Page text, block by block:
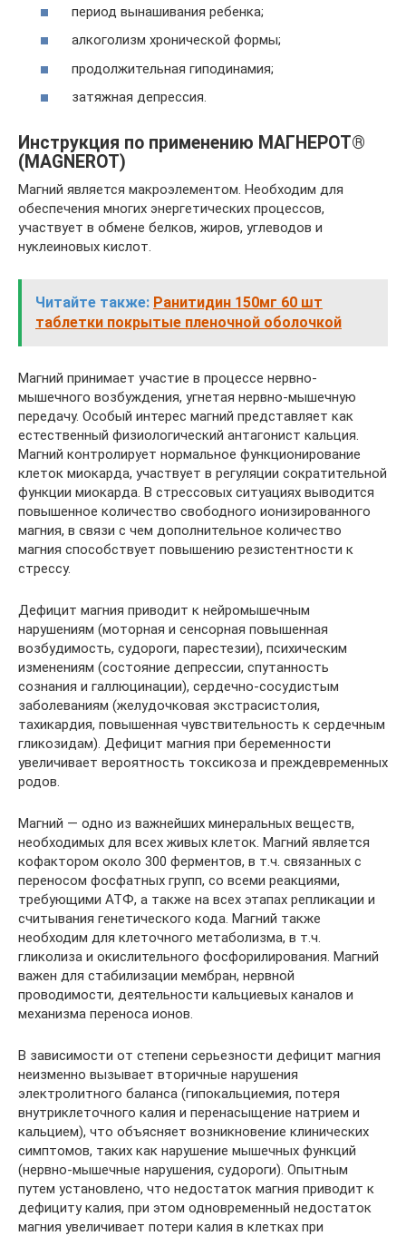
период вынашивания ребенка;
алкоголизм хронической формы;
продолжительная гиподинамия;
затяжная депрессия.
Инструкция по применению МАГНЕРОТ®
(MAGNEROT)
Магний является макроэлементом. Необходим для
обеспечения многих энергетических процессов,
участвует в обмене белков, жиров, углеводов и
нуклеиновых кислот.
Читайте также: Ранитидин 150мг 60 шт
таблетки покрытые пленочной оболочкой
Магний принимает участие в процессе нервно-
мышечного возбуждения, угнетая нервно-мышечную
передачу. Особый интерес магний представляет как
естественный физиологический антагонист кальция.
Магний контролирует нормальное функционирование
клеток миокарда, участвует в регуляции сократительной
функции миокарда. В стрессовых ситуациях выводится
повышенное количество свободного ионизированного
магния, в связи с чем дополнительное количество
магния способствует повышению резистентности к
стрессу.
Дефицит магния приводит к нейромышечным
нарушениям (моторная и сенсорная повышенная
возбудимость, судороги, парестезии), психическим
изменениям (состояние депрессии, спутанность
сознания и галлюцинации), сердечно-сосудистым
заболеваниям (желудочковая экстрасистолия,
тахикардия, повышенная чувствительность к сердечным
гликозидам). Дефицит магния при беременности
увеличивает вероятность токсикоза и преждевременных
родов.
Магний — одно из важнейших минеральных веществ,
необходимых для всех живых клеток. Магний является
кофактором около 300 ферментов, в т.ч. связанных с
переносом фосфатных групп, со всеми реакциями,
требующими АТФ, а также на всех этапах репликации и
считывания генетического кода. Магний также
необходим для клеточного метаболизма, в т.ч.
гликолиза и окислительного фосфорилирования. Магний
важен для стабилизации мембран, нервной
проводимости, деятельности кальциевых каналов и
механизма переноса ионов.
В зависимости от степени серьезности дефицит магния
неизменно вызывает вторичные нарушения
электролитного баланса (гипокальциемия, потеря
внутриклеточного калия и перенасыщение натрием и
кальцием), что объясняет возникновение клинических
симптомов, таких как нарушение мышечных функций
(нервно-мышечные нарушения, судороги). Опытным
путем установлено, что недостаток магния приводит к
дефициту калия, при этом одновременный недостаток
магния увеличивает потери калия в клетках при